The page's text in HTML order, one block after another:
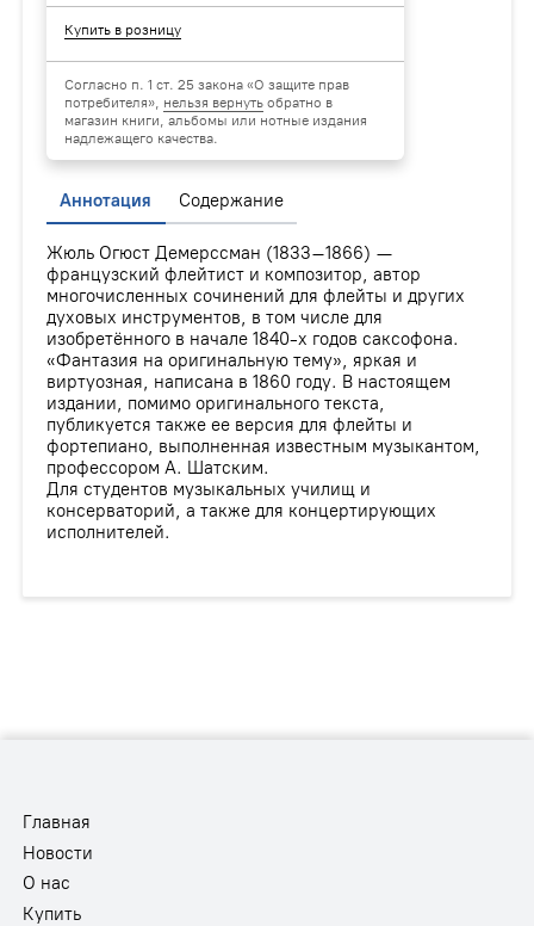
Купить в розницу
Согласно п. 1 ст. 25 закона «О защите прав
потребителя», нельзя вернуть обратно в
магазин книги, альбомы или нотные издания
надлежащего качества.
Аннотация Содержание
Жюль Огюст Демерссман (1833–1866) —
французский флейтист и композитор, автор
многочисленных сочинений для флейты и других
духовых инструментов, в том числе для
изобретённого в начале 1840-х годов саксофона.
«Фантазия на оригинальную тему», яркая и
виртуозная, написана в 1860 году. В настоящем
издании, помимо оригинального текста,
публикуется также ее версия для флейты и
фортепиано, выполненная известным музыкантом,
профессором А. Шатским.
Для студентов музыкальных училищ и
консерваторий, а также для концертирующих
исполнителей.
Главная
Новости
О нас
Купить